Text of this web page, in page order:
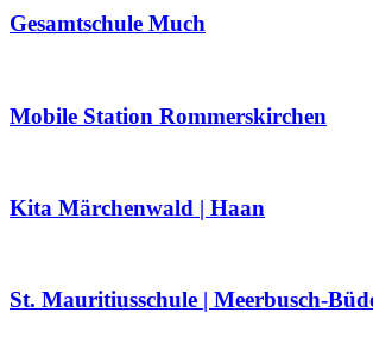
Gesamtschule Much
Mobile Station Rommerskirchen
Kita Märchenwald | Haan
St. Mauritiusschule | Meerbusch-